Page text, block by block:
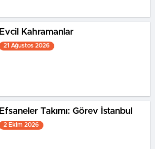
Evcil Kahramanlar
21 Ağustos 2026
Efsaneler Takımı: Görev İstanbul
2 Ekim 2026